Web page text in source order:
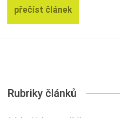
přečíst článek
Rubriky článků